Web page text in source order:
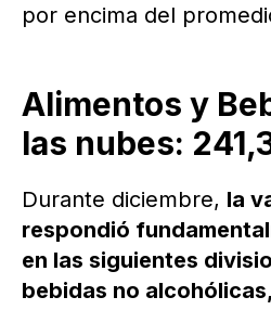
por encima del
Alimentos y
las nubes:
Durante diciembre, la
respondió
en las siguientes
bebidas no